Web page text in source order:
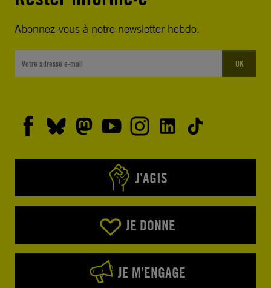
Abonnez-vous à notre newsletter hebdo.
OK
J’AGIS
JE DONNE
JE M’ENGAGE